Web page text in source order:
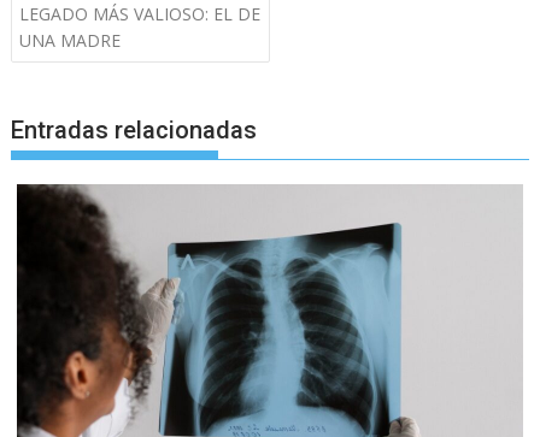
LEGADO MÁS VALIOSO: EL DE
UNA MADRE
Entradas relacionadas